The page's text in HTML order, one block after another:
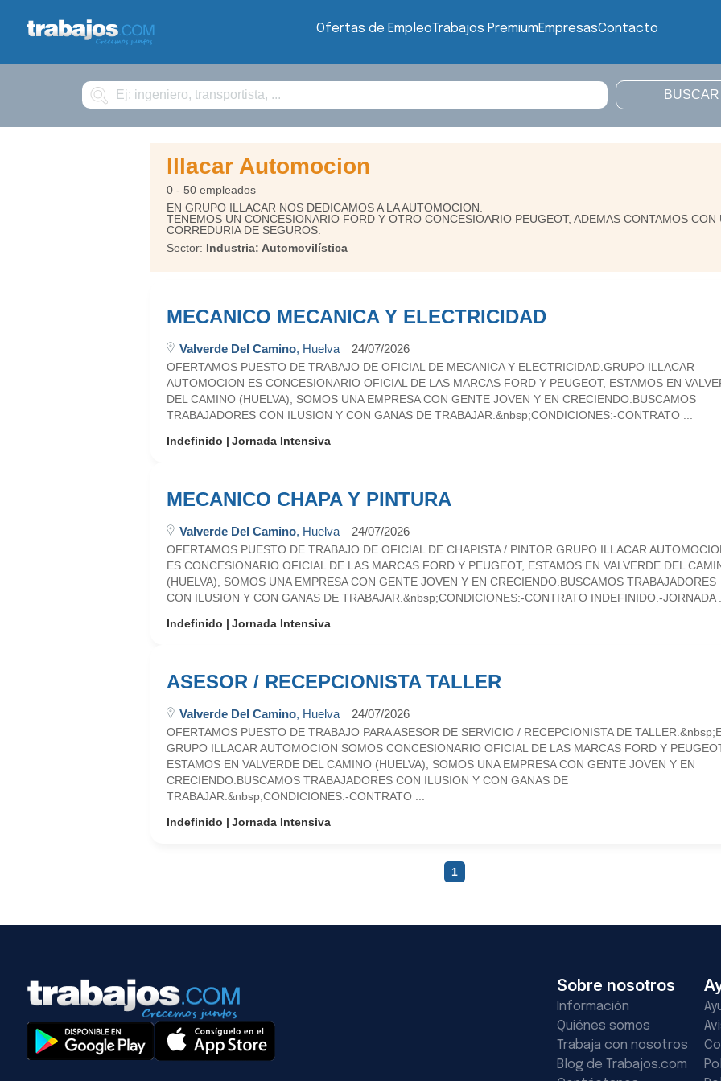
Ofertas de EmpleoTrabajos PremiumEmpresasContacto
Buscar
Illacar Automocion
0 - 50 empleados
EN GRUPO ILLACAR NOS DEDICAMOS A LA AUTOMOCION.
TENEMOS UN CONCESIONARIO FORD Y OTRO CONCESIOARIO PEUGEOT, ADEMAS CONTAMOS CON
CORREDURIA DE SEGUROS.
Sector: Industria: Automovilística
MECANICO MECANICA Y ELECTRICIDAD
Valverde Del Camino, Huelva 24/07/2026
OFERTAMOS PUESTO DE TRABAJO DE OFICIAL DE MECANICA Y ELECTRICIDAD.GRUPO ILLACAR
AUTOMOCION ES CONCESIONARIO OFICIAL DE LAS MARCAS FORD Y PEUGEOT, ESTAMOS EN
DEL CAMINO (HUELVA), SOMOS UNA EMPRESA CON GENTE JOVEN Y EN CRECIENDO.BUSCAMOS
TRABAJADORES CON ILUSION Y CON GANAS DE TRABAJAR.&nbsp;CONDICIONES:-CONTRATO ...
Indefinido
Jornada Intensiva
MECANICO CHAPA Y PINTURA
Valverde Del Camino, Huelva 24/07/2026
OFERTAMOS PUESTO DE TRABAJO DE OFICIAL DE CHAPISTA / PINTOR.GRUPO ILLACAR
ES CONCESIONARIO OFICIAL DE LAS MARCAS FORD Y PEUGEOT, ESTAMOS EN VALVERDE DEL
(HUELVA), SOMOS UNA EMPRESA CON GENTE JOVEN Y EN CRECIENDO.BUSCAMOS TRABAJADORES
CON ILUSION Y CON GANAS DE TRABAJAR.&nbsp;CONDICIONES:-CONTRATO INDEFINIDO.-JORNADA ...
Indefinido
Jornada Intensiva
ASESOR / RECEPCIONISTA TALLER
Valverde Del Camino, Huelva 24/07/2026
OFERTAMOS PUESTO DE TRABAJO PARA ASESOR DE SERVICIO / RECEPCIONISTA DE
GRUPO ILLACAR AUTOMOCION SOMOS CONCESIONARIO OFICIAL DE LAS MARCAS FORD Y
ESTAMOS EN VALVERDE DEL CAMINO (HUELVA), SOMOS UNA EMPRESA CON GENTE JOVEN Y EN
CRECIENDO.BUSCAMOS TRABAJADORES CON ILUSION Y CON GANAS DE
TRABAJAR.&nbsp;CONDICIONES:-CONTRATO ...
Indefinido
Jornada Intensiva
1
Sobre nosotros
Información
Quiénes somos
Trabaja con nosotros
Blog de Trabajos.com